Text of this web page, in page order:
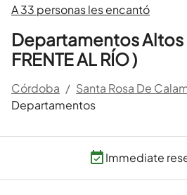
A 33 personas les encantó
Departamentos Altos
FRENTE AL RÍO )
Córdoba / Santa Rosa De
Departamentos
Immediate